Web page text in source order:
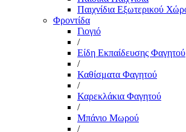
Παιχνίδια Εξωτερικού
Φροντίδα
Γιογιό
/
Είδη Εκπαίδευσης Φαγητού
/
Καθίσματα Φαγητού
/
Καρεκλάκια Φαγητού
/
Μπάνιο Μωρού
/